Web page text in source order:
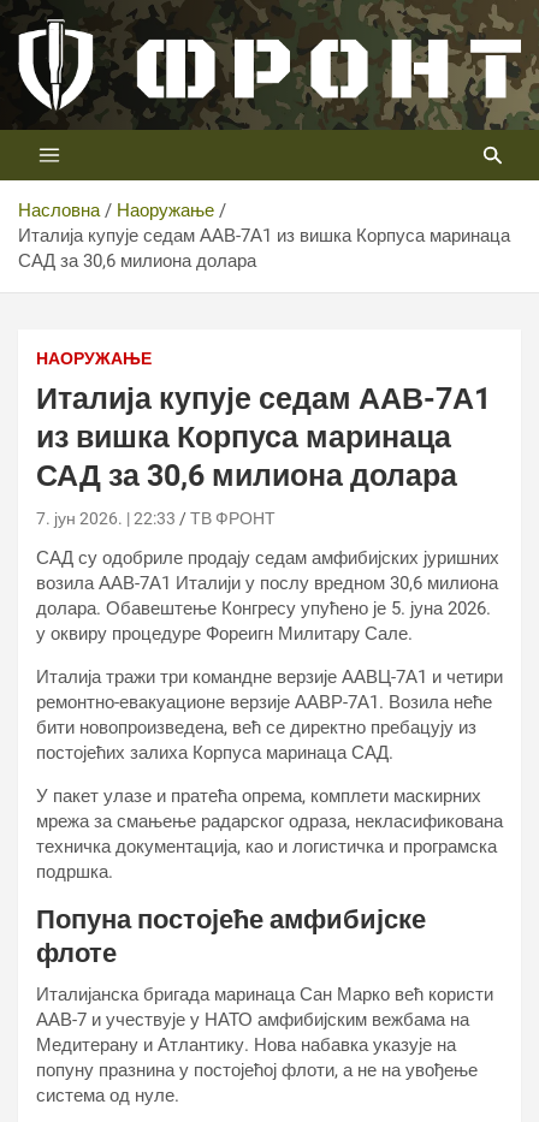
Скип
цонтент
Телевизија ФРОНТ
Први војни канал у Србији
Насловна
Наоружање
Италија купује седам ААВ-7А1 из вишка Корпуса маринаца
САД за 30,6 милиона долара
НАОРУЖАЊЕ
Италија купује седам ААВ-7А1
из вишка Корпуса маринаца
САД за 30,6 милиона долара
7. јун 2026. | 22:33 ТВ ФРОНТ
САД су одобриле продају седам амфибијских јуришних
возила ААВ-7А1 Италији у послу вредном 30,6 милиона
долара. Обавештење Конгресу упућено је 5. јуна 2026.
у оквиру процедуре Фореигн Милитарy Сале.
Италија тражи три командне верзије ААВЦ-7А1 и четири
ремонтно-евакуационе верзије ААВР-7А1. Возила неће
бити новопроизведена, већ се директно пребацују из
постојећих залиха Корпуса маринаца САД.
У пакет улазе и пратећа опрема, комплети маскирних
мрежа за смањење радарског одраза, некласификована
техничка документација, као и логистичка и програмска
подршка.
Попуна постојеће амфибијске
флоте
Италијанска бригада маринаца Сан Марко већ користи
ААВ-7 и учествује у НАТО амфибијским вежбама на
Медитерану и Атлантику. Нова набавка указује на
попуну празнина у постојећој флоти, а не на увођење
система од нуле.